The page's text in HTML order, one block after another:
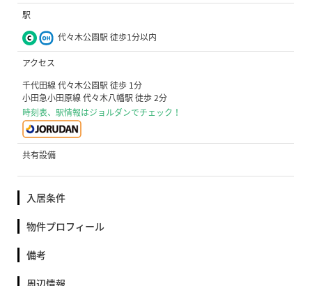
駅
代々木公園駅 徒歩1分以内
アクセス
千代田線 代々木公園駅 徒歩 1分
小田急小田原線 代々木八幡駅 徒歩 2分
時刻表、駅情報はジョルダンでチェック！
共有設備
入居条件
物件プロフィール
備考
周辺情報